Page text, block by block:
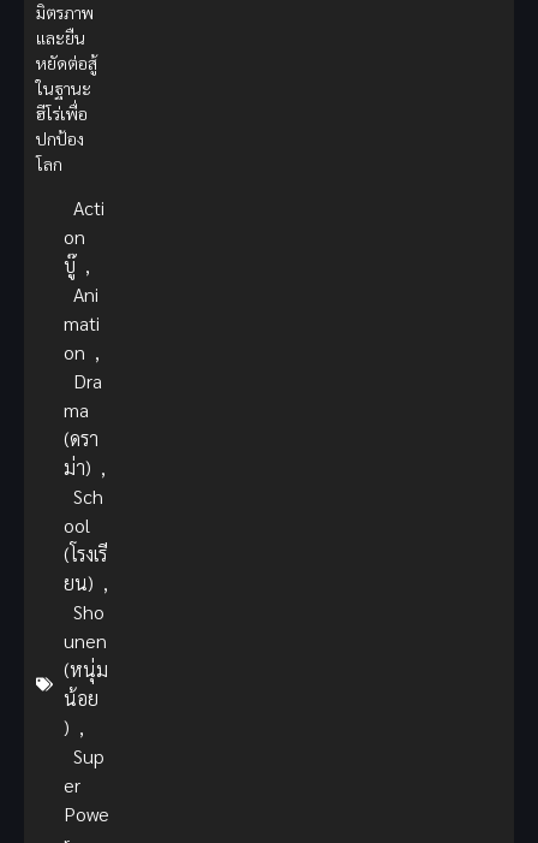
มิตรภาพ
และยืน
หยัดต่อสู้
ในฐานะ
ฮีโร่เพื่อ
ปกป้อง
โลก
Acti
on
บู๊ ,
Ani
mati
on ,
Dra
ma
(ดรา
ม่า) ,
Sch
ool
(โรงเรี
ยน) ,
Sho
unen
(หนุ่ม
น้อย
) ,
Sup
er
Powe